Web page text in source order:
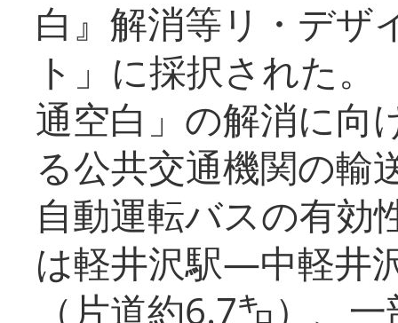
白』解消等リ・デザ
ト」に採択された
通空白」の解消に向
る公共交通機関の輸
自動運転バスの有効
は軽井沢駅―中軽井
（片道約6.7㌔）、